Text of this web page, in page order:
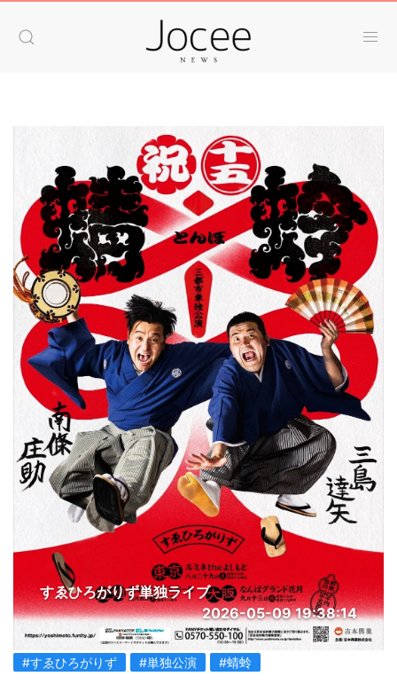
すゑひろがりず単独ライブ
2026-05-09 19:38:14
#すゑひろがりず #単独公演 #蜻蛉